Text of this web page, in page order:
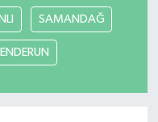
SAMANDAĞ